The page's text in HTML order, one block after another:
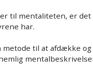
og kommissorier
til mentaliteten, er
har.
til at afdække